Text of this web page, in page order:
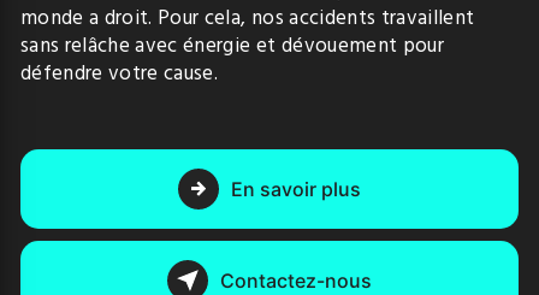
monde a droit. Pour cela, nos accidents travaillent
sans relâche avec énergie et dévouement pour
défendre votre cause.
En savoir plus
Contactez-nous